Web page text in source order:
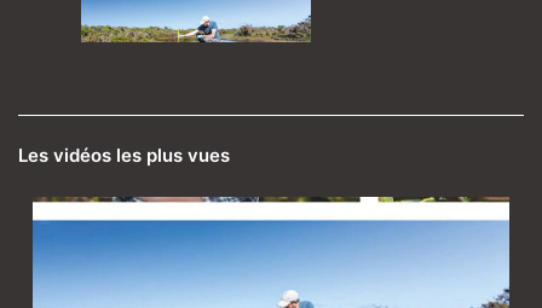
Les vidéos les plus vues